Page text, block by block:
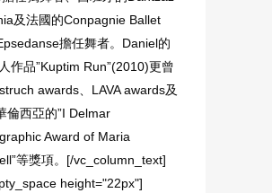
及法國的Conpagnie Ballet
擔任舞者。Daniel的
作品”Kuptim Run”(2010)更曾
awards、LAVA awards及
倫西亞的”I Delmar
Award of Maria
等獎項。[/vc_column_text]
height="22px"]